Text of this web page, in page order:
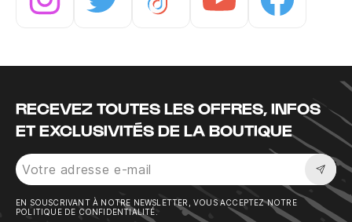
RECEVEZ TOUTES LES OFFRES, INFOS
ET EXCLUSIVITÉS DE LA BOUTIQUE
EN SOUSCRIVANT À NOTRE NEWSLETTER, VOUS ACCEPTEZ NOTRE
POLITIQUE DE CONFIDENTIALITÉ.